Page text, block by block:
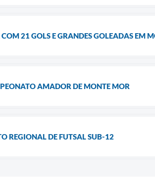
21 GOLS E GRANDES GOLEADAS EM
AMADOR DE MONTE MOR
REGIONAL DE FUTSAL SUB-12